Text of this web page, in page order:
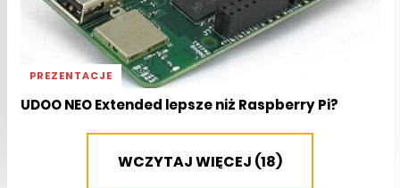
PREZENTACJE
UDOO NEO Extended lepsze niż Raspberry Pi?
WCZYTAJ WIĘCEJ (18)